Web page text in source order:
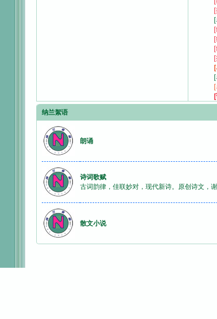
纳兰絮语
朗诵
诗词歌赋
古词韵律，佳联妙对，现代新诗。原创诗文，谢
散文小说